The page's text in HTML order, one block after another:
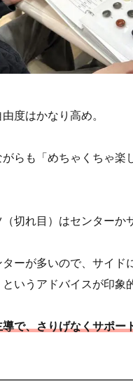
度はかなり高め。
らも「めちゃくちゃ楽
切れ目）はセンターか
ターが多いので、サイド
いうアドバイスが印象
で、さりげなくサポー